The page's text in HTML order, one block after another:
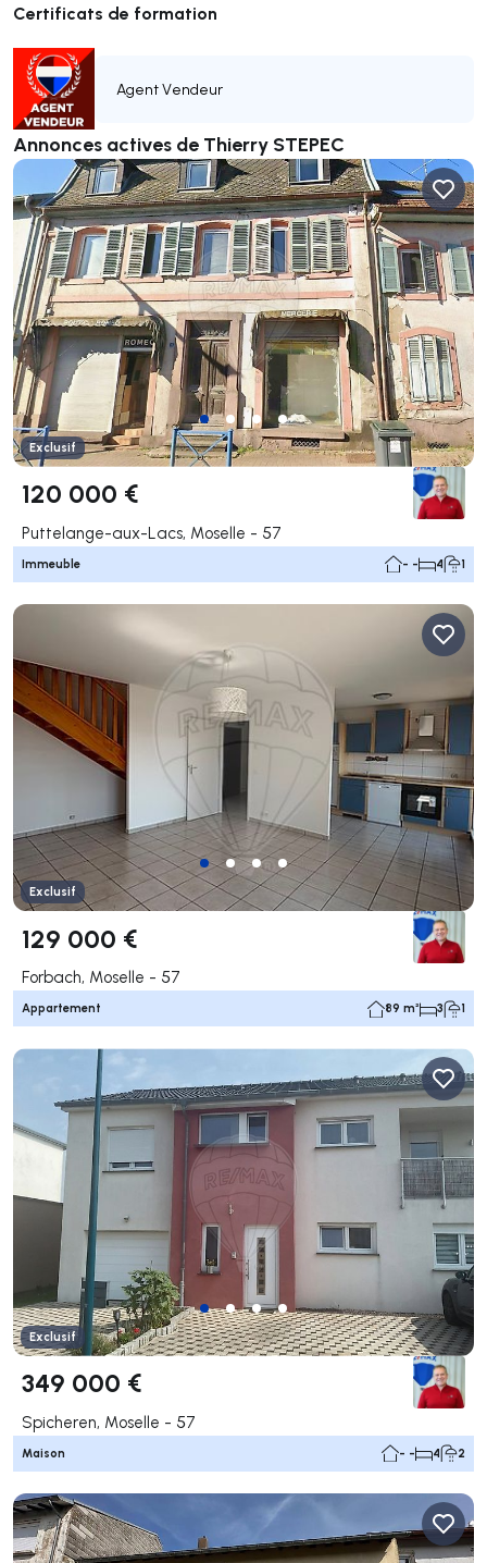
Certificats de formation
Agent Vendeur
Annonces actives de Thierry STEPEC
Exclusif
120 000 €
Puttelange-aux-Lacs, Moselle - 57
Immeuble - - 4 1
Exclusif
129 000 €
Forbach, Moselle - 57
Appartement 89 m² 3 1
Exclusif
349 000 €
Spicheren, Moselle - 57
Maison - - 4 2